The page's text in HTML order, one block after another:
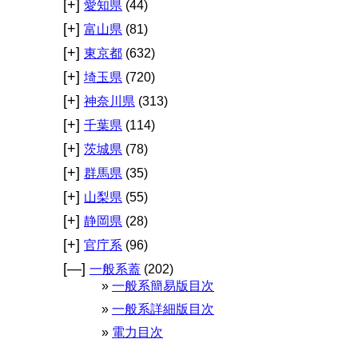
[+] 愛知県 (44)
[+] 富山県 (81)
[+] 東京都 (632)
[+] 埼玉県 (720)
[+] 神奈川県 (313)
[+] 千葉県 (114)
[+] 茨城県 (78)
[+] 群馬県 (35)
[+] 山梨県 (55)
[+] 静岡県 (28)
[+] 官庁系 (96)
[—] 一般系蓋 (202)
一般系簡易版目次
一般系詳細版目次
電力目次